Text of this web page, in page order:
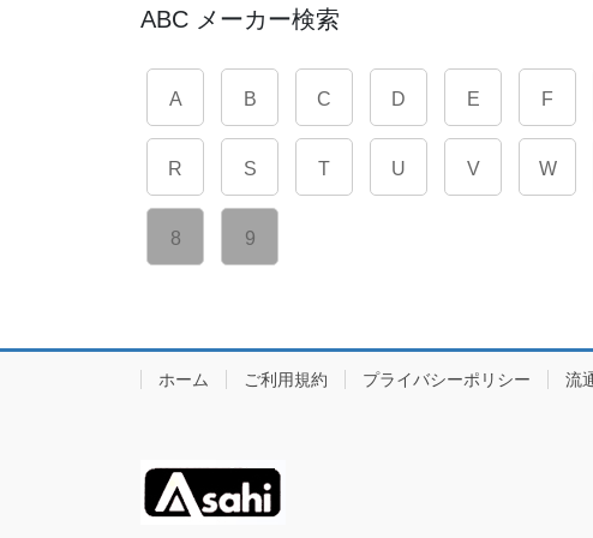
ABC メーカー検索
A B C D E F
R S T U V W
8 9
ホーム ご利用規約 プライバシーポリシー 流